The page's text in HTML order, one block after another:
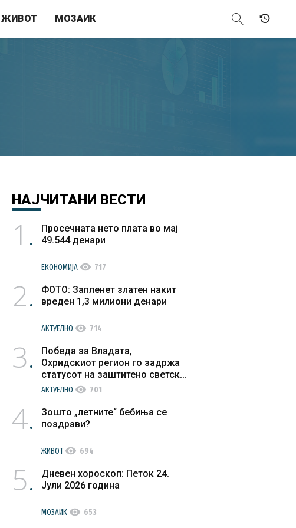
ЖИВОТ МОЗАИК
НАЈЧИТАНИ ВЕСТИ
1
Просечната нето плата во мај
49.544 денари
ЕКОНОМИЈА visibility 717
2
ФОТО: Запленет златен накит
вреден 1,3 милиони денари
АКТУЕЛНО visibility 714
3
Победа за Владата,
Охридскиот регион го задржа
статусот на заштитено светско
културно наследство
АКТУЕЛНО visibility 701
4
Зошто „летните“ бебиња се
поздрави?
ЖИВОТvisibility 694
5
Дневен хороскоп: Петок 24.
Јули 2026 година
МОЗАИК visibility 653